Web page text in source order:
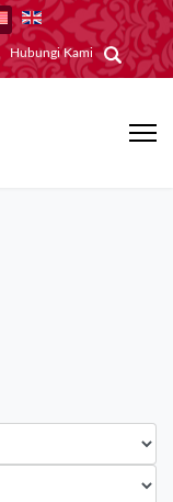
Hubungi Kami